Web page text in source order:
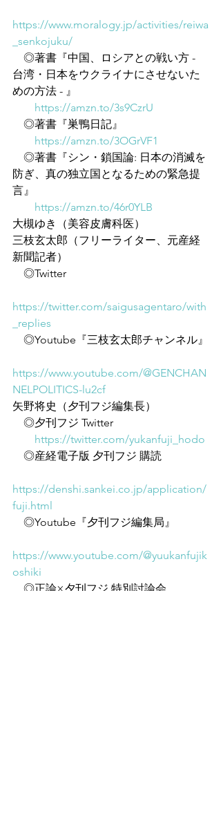
https://www.moralogy.jp/activities/reiwa
_senkojuku/
◎著書『中国、ロシアとの戦い方 -
台湾・日本をウクライナにさせないた
めの方法 - 』
https://amzn.to/3s9CzrU
◎著書『巣鴨日記』
https://amzn.to/3OGrVF1
◎著書『シン・鎖国論: 日本の消滅を
防ぎ、真の独立国となるための緊急提
言』
https://amzn.to/46r0YLB
大槻ゆき（美容皮膚科医）
三枝玄太郎（フリーライター、元産経
新聞記者）
◎Twitter
https://twitter.com/saigusagentaro/with
_replies
◎Youtube『三枝玄太郎チャンネル』
https://www.youtube.com/@GENCHAN
NELPOLITICS-lu2cf
矢野将史（夕刊フジ編集長）
◎夕刊フジ Twitter
https://twitter.com/yukanfuji_hodo
◎産経電子版 夕刊フジ 購読
https://denshi.sankei.co.jp/application/
fuji.html
◎Youtube『夕刊フジ編集局』
https://www.youtube.com/@yuukanfujik
oshiki
◎正論×夕刊フジ 特別討論会